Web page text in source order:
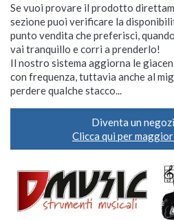
Se vuoi provare il prodotto
sezione puoi verificare la
punto vendita che preferisci,
vai tranquillo e corri a prenderlo!
Il nostro sistema aggiorna le
con frequenza, tuttavia anche al
perdere qualche stacco...
Diventa un
Clicca qui per